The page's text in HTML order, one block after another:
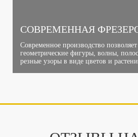
СОВРЕМЕННАЯ
Современное производство
геометрические фигуры, волны,
резные узоры в виде цветов и